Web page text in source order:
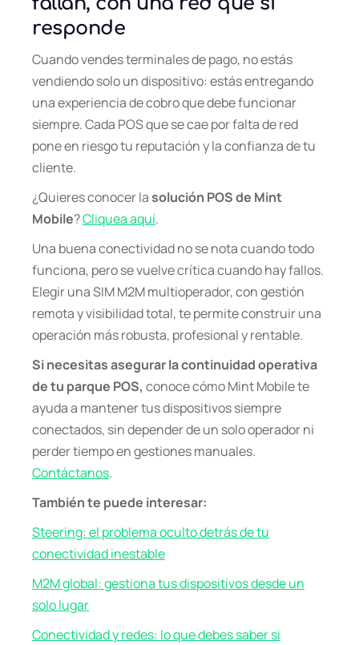
responde
Cuando vendes terminales de pago, no estás
vendiendo solo un dispositivo: estás entregando
una experiencia de cobro que debe funcionar
siempre. Cada POS que se cae por falta de red
pone en riesgo tu reputación y la confianza de tu
cliente.
¿Quieres conocer la solución POS de Mint
Mobile?Cliquea aquí.
Una buena conectividad no se nota cuando todo
funciona, pero se vuelve crítica cuando hay fallos.
Elegir una SIM M2M multioperador, con gestión
remota y visibilidad total, te permite construir una
operación más robusta, profesional y rentable.
Si necesitas asegurar la continuidad operativa
de tu parque POS, conoce cómo Mint Mobile te
ayuda a mantener tus dispositivos siempre
conectados, sin depender de un solo operador ni
perder tiempo en gestiones manuales.
Contáctanos.
También te puede interesar:
Steering: el problema oculto detrás de tu
conectividad inestable
M2M global: gestiona tus dispositivos desde un
solo lugar
Conectividad y redes: lo que debes saber si